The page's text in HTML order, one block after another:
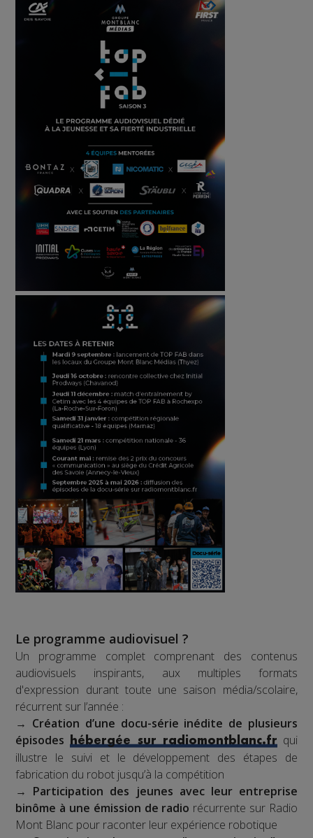
Le programme audiovisuel ?
Un programme complet comprenant des contenus
audiovisuels inspirants, aux multiples formats
d'expression durant toute une saison média/scolaire,
récurrent sur l’année :
→ Création d’une docu-série inédite de plusieurs
épisodes
hébergée sur radiomontblanc.frqui
illustre le suivi et le développement des étapes de
fabrication du robot jusqu’à la compétition
→ Participation des jeunes avec leur entreprise
binôme à une émission de radio récurrente sur Radio
Mont Blanc pour raconter leur expérience robotique